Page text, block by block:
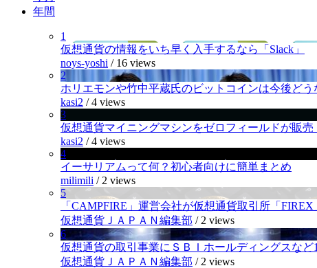
年間
1
仮想通貨の情報をいち早く入手するなら「Slack」
noys-yoshi / 16 views
2
ホリエモンや竹中平蔵氏のビットコインは今後どう
kasi2 /4 views
3
仮想通貨マイニングマシンをゼロフィールドが販売
kasi2 /4 views
4
イーサリアムって何？初心者向けに簡単まとめ
milimili / 2 views
5
「CAMPFIRE」運営会社が仮想通貨取引所「
仮想通貨ＪＡＰＡＮ編集部 / 2 views
6
仮想通貨の取引事業にＳＢＩホールディングスなど
仮想通貨ＪＡＰＡＮ編集部 / 2 views